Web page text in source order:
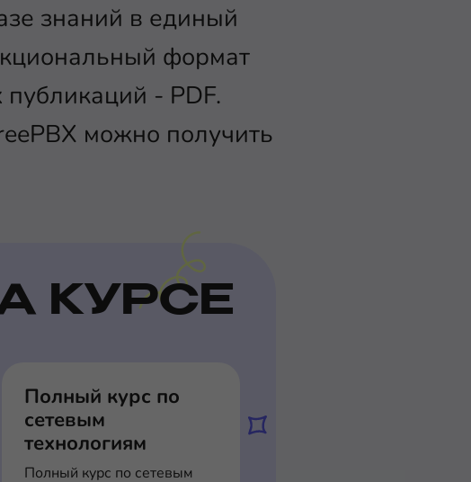
знаний в единый
формат
- PDF.
можно получить
КУРСЕ
Полный курс по
сетевым
технологиям
Полный курс по сетевым